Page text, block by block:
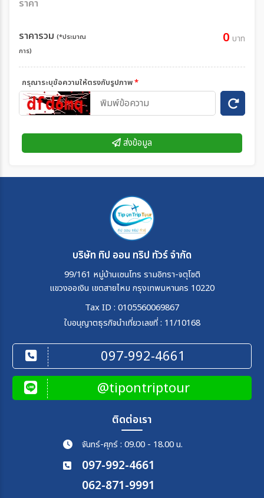
ราคา
ราคารวม (*ประมาณ
การ)
0 บาท
กรุณาระบุข้อความให้ตรงกับรูปภาพ*
ส่งข้อมูล
บริษัท ทิป ออน ทริป ทัวร์ จำกัด
99/161 หมู่บ้านเซนโทร รามอิทรา-จตุโชติ
แขวงออเงิน เขตสายไหม กรุงเทพมหานคร 10220
Tax ID : 0105560069867
ใบอนุญาตธุรกิจนำเที่ยวเลขที่ : 11/10168
097-992-4661
@tipontriptour
ติดต่อเรา
จันทร์-ศุกร์ : 09.00 - 18.00 น.
097-992-4661
062-871-9991